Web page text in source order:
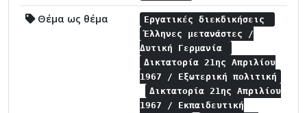
Θέμα ως θέμα
Εργατικές διεκδικήσεις
Έλληνες μετανάστες /
Δυτική Γερμανία
Δικτατορία 21ης Απριλίου
1967 / Εξωτερική πολιτική
Δικτατορία 21ης Απριλίου
1967 / Εκπαιδευτική